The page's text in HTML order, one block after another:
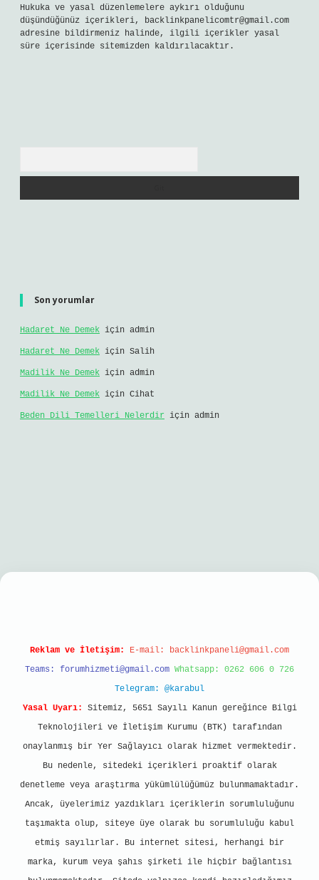
Hukuka ve yasal düzenlemelere aykırı olduğunu
düşündüğünüz içerikleri, backlinkpanelicomtr@gmail.com
adresine bildirmeniz halinde, ilgili içerikler yasal
süre içerisinde sitemizden kaldırılacaktır.
Son yorumlar
Hadaret Ne Demek için admin
Hadaret Ne Demek için Salih
Madilik Ne Demek için admin
Madilik Ne Demek için Cihat
Beden Dili Temelleri Nelerdir için admin
giriş
Reklam ve İletişim: E-mail: backlinkpaneli@gmail.com
Teams: forumhizmeti@gmail.com Whatsapp: 0262 606 0 726
Telegram: @karabul
Yasal Uyarı:
Sitemiz, 5651 Sayılı Kanun gereğince Bilgi
Teknolojileri ve İletişim Kurumu (BTK) tarafından
onaylanmış bir Yer Sağlayıcı olarak hizmet vermektedir.
Bu nedenle, sitedeki içerikleri proaktif olarak
denetleme veya araştırma yükümlülüğümüz bulunmamaktadır.
Ancak, üyelerimiz yazdıkları içeriklerin sorumluluğunu
taşımakta olup, siteye üye olarak bu sorumluluğu kabul
etmiş sayılırlar. Bu internet sitesi, herhangi bir
marka, kurum veya şahıs şirketi ile hiçbir bağlantısı